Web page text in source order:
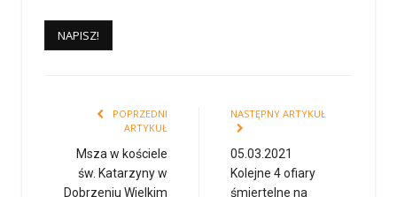
POPRZEDNI
ARTYKUŁ
Msza w kościele
św. Katarzyny w
Dobrzeniu Wielkim
NASTĘPNY ARTYKUŁ
05.03.2021
Kolejne 4 ofiary
śmiertelne na